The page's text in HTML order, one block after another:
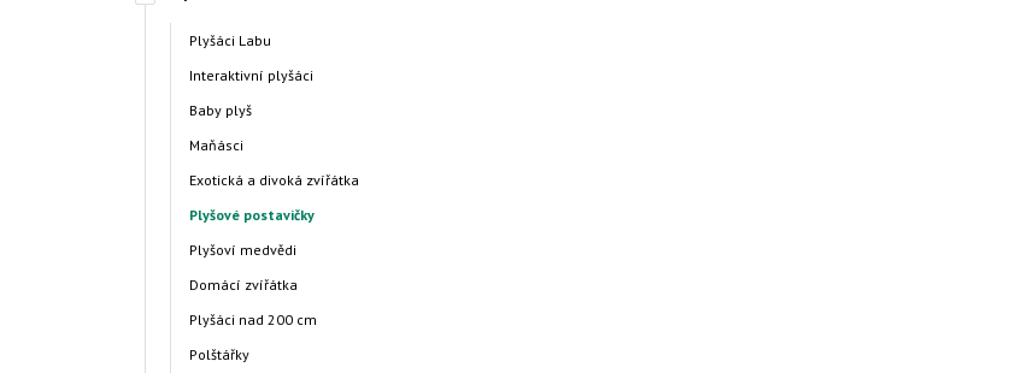
Plyšáci Labu
Interaktivní plyšáci
Baby plyš
Maňásci
Exotická a divoká zvířátka
Plyšové postavičky
Plyšoví medvědi
Domácí zvířátka
Plyšáci nad 200 cm
Polštářky